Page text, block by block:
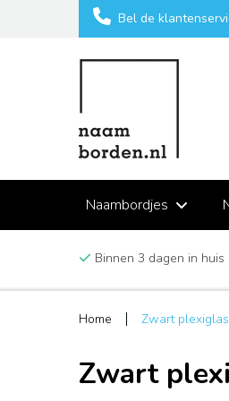
Bel de
Naambordjes
Binnen 3 dagen in huis
Home Zwart
Zwart